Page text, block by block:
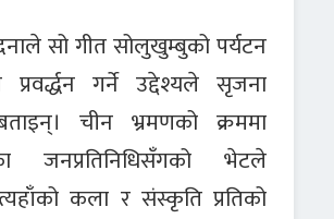
सो गीत सोलुखुम्बुको पर्यटन
गर्ने उद्देश्यले सृजना
चीन भ्रमणको क्रममा
जनप्रतिनिधिसँगको भेटले
कला र संस्कृति प्रतिको